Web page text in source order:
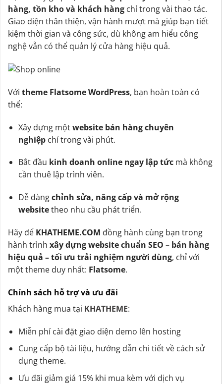
hàng, tồn kho và khách hàng chỉ trong vài thao tác.
Giao diện thân thiện, vận hành mượt mà giúp bạn tiết
kiệm thời gian và công sức, dù không am hiểu công
nghệ vẫn có thể quản lý cửa hàng hiệu quả.
Với theme Flatsome WordPress, bạn hoàn toàn có
thể:
Xây dựng mộtwebsite bán hàng chuyên
nghiệpchỉ trong vài phút.
Bắt đầu kinh doanh online ngay lập tứcmà không
cần thuê lập trình viên.
Dễ dàngchỉnh sửa, nâng cấp và mở rộng
websitetheo nhu cầu phát triển.
Hãy để KHATHEME.COM đồng hành cùng bạn trong
hành trình xây dựng website chuẩn SEO – bán hàng
hiệu quả – tối ưu trải nghiệm người dùng, chỉ với
một theme duy nhất: Flatsome.
Chính sách hỗ trợ và ưu đãi
Khách hàng mua tại KHATHEME:
Miễn phí cài đặt giao diện demo lên hosting
Cung cấp bộ tài liệu, hướng dẫn chi tiết về cách sử
dụng theme.
Ưu đãi giảm giá 15% khi mua kèm với dịch vụ